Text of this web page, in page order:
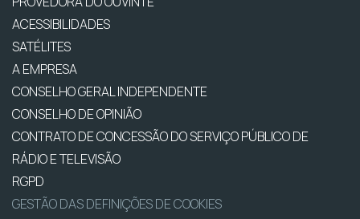
ACESSIBILIDADES
SATÉLITES
A EMPRESA
CONSELHO GERAL INDEPENDENTE
CONSELHO DE OPINIÃO
CONTRATO DE CONCESSÃO DO SERVIÇO PÚBLICO DE
RÁDIO E TELEVISÃO
RGPD
GESTÃO DAS DEFINIÇÕES DE COOKIES